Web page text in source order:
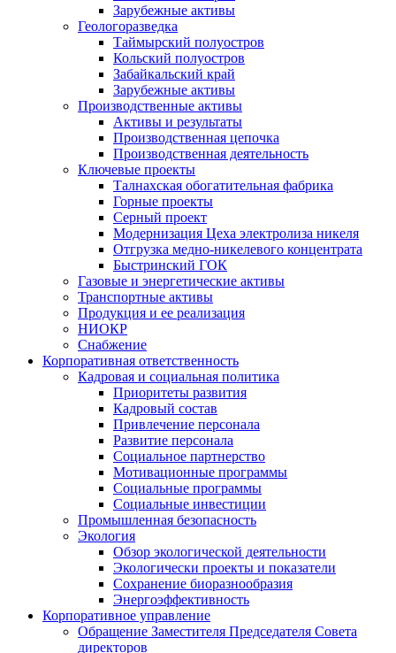
Зарубежные активы
Геологоразведка
Таймырский полуостров
Кольский полуостров
Забайкальский край
Зарубежные активы
Производственные активы
Активы и результаты
Производственная цепочка
Производственная деятельность
Ключевые проекты
Талнахская обогатительная фабрика
Горные проекты
Серный проект
Модернизация Цеха электролиза никеля
Отгрузка медно-никелевого концентрата
Быстринский ГОК
Газовые и энергетические активы
Транспортные активы
Продукция и ее реализация
НИОКР
Снабжение
Корпоративная ответственность
Кадровая и социальная политика
Приоритеты развития
Кадровый состав
Привлечение персонала
Развитие персонала
Социальное партнерство
Мотивационные программы
Социальные программы
Социальные инвестиции
Промышленная безопасность
Экология
Обзор экологической деятельности
Экологически проекты и показатели
Сохранение биоразнообразия
Энергоэффективность
Корпоративное управление
Обращение Заместителя Председателя Совета
директоров